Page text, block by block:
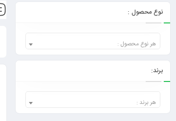
نوع محصول :
هر نوع محصول :
برند:
هر برند :